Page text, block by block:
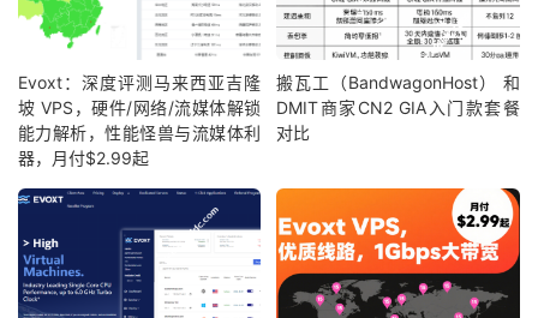
Evoxt：深度评测马来西亚吉隆
坡 VPS，硬件/网络/流媒体解锁
能力解析，性能怪兽与流媒体利
器，月付$2.99起
搬瓦工（BandwagonHost） 和
DMIT商家CN2 GIA入门款套餐
对比